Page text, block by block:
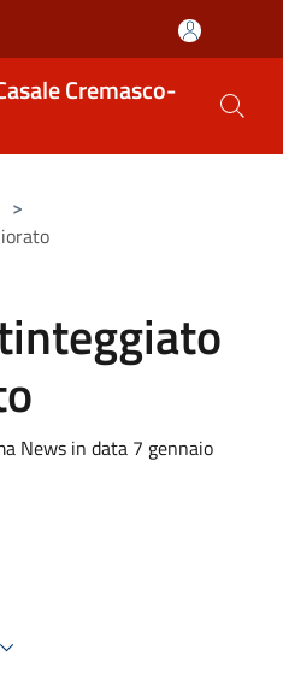
Cremasco-
>
News in data 7 gennaio